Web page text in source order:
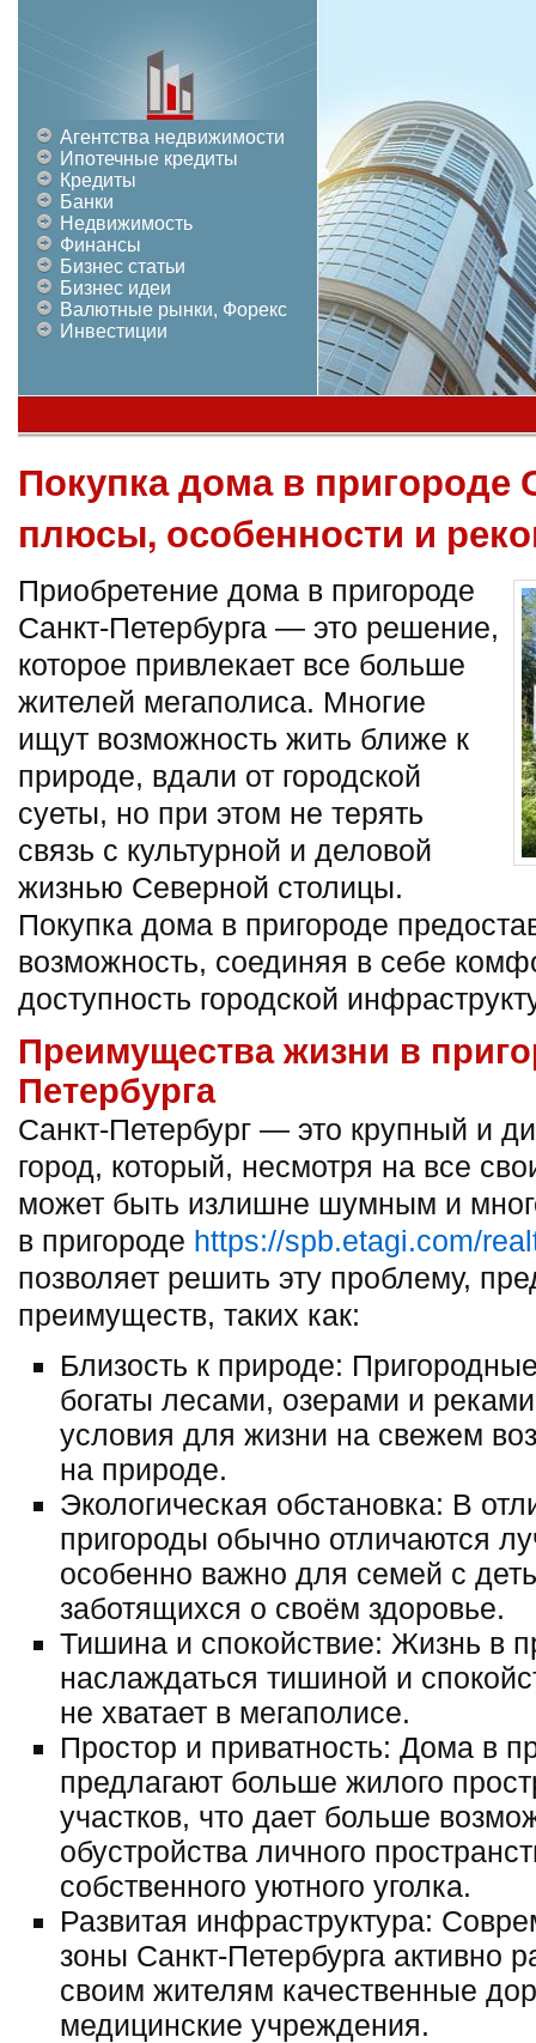
Агентства недвижимости
Ипотечные кредиты
Кредиты
Банки
Недвижимость
Финансы
Бизнес статьи
Бизнес идеи
Валютные рынки, Форекс
Инвестиции
Покупка дома в пригороде
плюсы, особенности и
Приобретение дома в пригороде
Санкт-Петербурга — это решение,
которое привлекает все больше
жителей мегаполиса. Многие
ищут возможность жить ближе к
природе, вдали от городской
суеты, но при этом не терять
связь с культурной и деловой
жизнью Северной столицы.
Покупка дома в пригороде
возможность, соединяя в себе
доступность городской
Преимущества жизни в
Петербурга
Санкт-Петербург — это крупный и
город, который, несмотря на все
может быть излишне шумным и
в пригороде https://spb.etagi.com/
позволяет решить эту проблему,
преимуществ, таких как:
Близость к природе:
богаты лесами, озерами и
условия для жизни на свежем
на природе.
Экологическая обстановка: В
пригороды обычно отличаются
особенно важно для семей с
заботящихся о своём здоровье.
Тишина и спокойствие: Жизнь в
наслаждаться тишиной и
не хватает в мегаполисе.
Простор и приватность: Дома в
предлагают больше жилого
участков, что дает больше
обустройства личного
собственного уютного уголка.
Развитая инфраструктура:
зоны Санкт-Петербурга активно
своим жителям качественные
медицинские учреждения.